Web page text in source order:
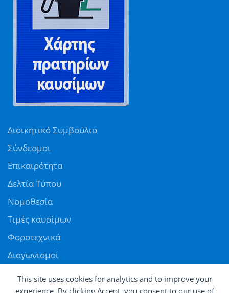
This site uses cookies for analytics and to improve your
experience. By clicking Accept, you consent to our use of
Διοικητικό Συμβούλιο
Σύνδεσμοι
Επικαιρότητα
Δελτία Τύπου
Νομοθεσία
Τιμές καυσίμων
Φοροτεχνικά
Διαγωνισμοί
Αγγελίες